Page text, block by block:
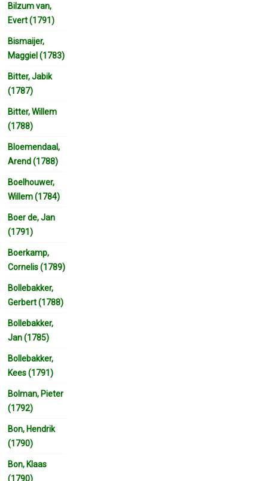
Bilzum van,
Evert (1791)
Bismaijer,
Maggiel (1783)
Bitter, Jabik
(1787)
Bitter, Willem
(1788)
Bloemendaal,
Arend (1788)
Boelhouwer,
Willem (1784)
Boer de, Jan
(1791)
Boerkamp,
Cornelis (1789)
Bollebakker,
Gerbert (1788)
Bollebakker,
Jan (1785)
Bollebakker,
Kees (1791)
Bolman, Pieter
(1792)
Bon, Hendrik
(1790)
Bon, Klaas
(1790)